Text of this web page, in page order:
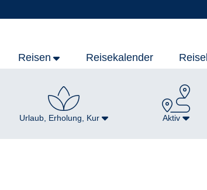
Reisen Reisekalender
Urlaub, Erholung, Kur Aktiv